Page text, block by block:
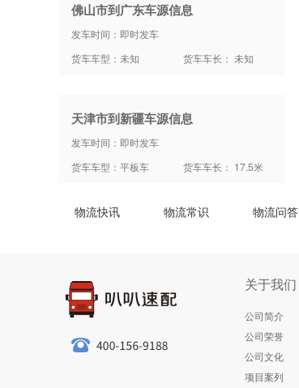
佛山市到广东车源信息
发车时间：即时发车
货车车型：未知
货车车长： 未知
天津市到新疆车源信息
发车时间：即时发车
货车车型：平板车
货车车长： 17.5米
物流快讯 物流常识 物流问答
关于我们
公司简介
公司荣誉
公司文化
项目案列